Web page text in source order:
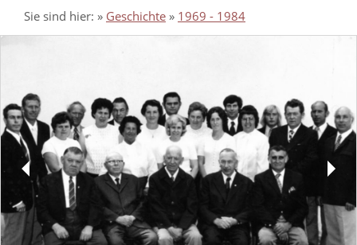
Sie sind hier: » Geschichte » 1969 - 1984